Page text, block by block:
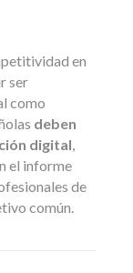
en
ser
como
deben
digital,
el informe
de
común.